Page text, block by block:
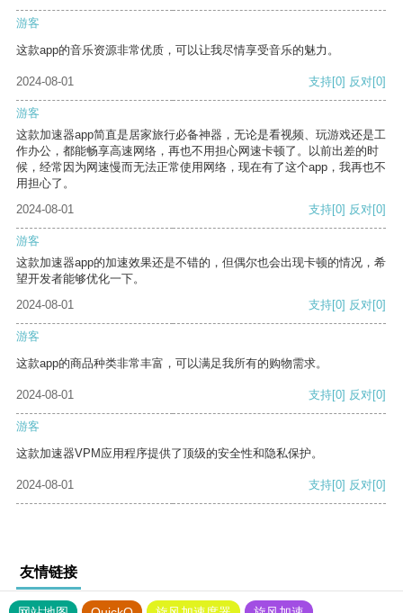
游客
这款app的音乐资源非常优质，可以让我尽情享受音乐的魅力。
2024-08-01 支持[0] 反对[0]
游客
这款加速器app简直是居家旅行必备神器，无论是看视频、玩游戏还是工
作办公，都能畅享高速网络，再也不用担心网速卡顿了。以前出差的时
候，经常因为网速慢而无法正常使用网络，现在有了这个app，我再也不
用担心了。
2024-08-01
支持[0] 反对[0]
游客
这款加速器app的加速效果还是不错的，但偶尔也会出现卡顿的情况，希
望开发者能够优化一下。
2024-08-01
支持[0] 反对[0]
游客
这款app的商品种类非常丰富，可以满足我所有的购物需求。
2024-08-01 支持[0] 反对[0]
游客
这款加速器VPM应用程序提供了顶级的安全性和隐私保护。
2024-08-01 支持[0] 反对[0]
友情链接